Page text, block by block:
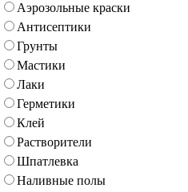
Аэрозольные краски
Антисептики
Грунты
Мастики
Лаки
Герметики
Клей
Растворители
Шпатлевка
Наливные полы